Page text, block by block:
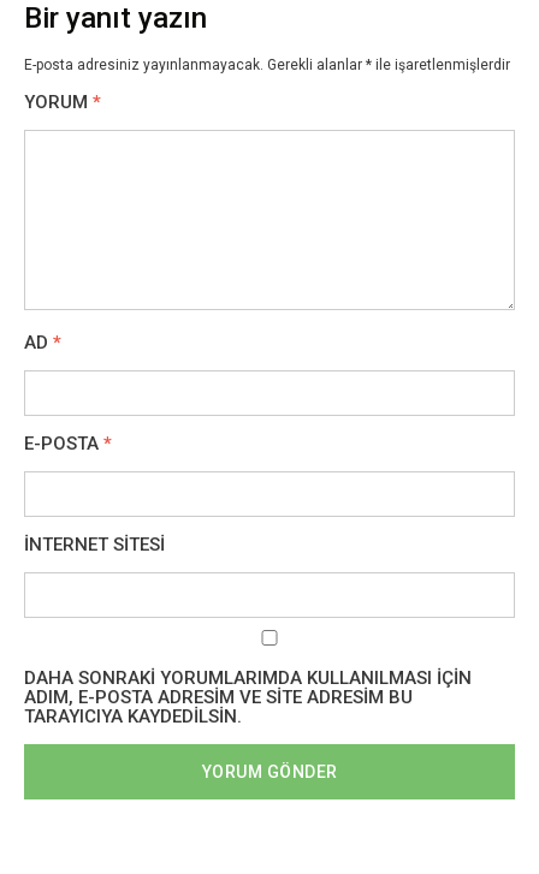
Bir yanıt yazın
E-posta adresiniz yayınlanmayacak. Gerekli alanlar * ile işaretlenmişlerdir
YORUM *
AD *
E-POSTA *
İNTERNET SITESI
DAHA SONRAKI YORUMLARIMDA KULLANILMASI IÇIN
ADIM, E-POSTA ADRESIM VE SITE ADRESIM BU
TARAYICIYA KAYDEDILSIN.